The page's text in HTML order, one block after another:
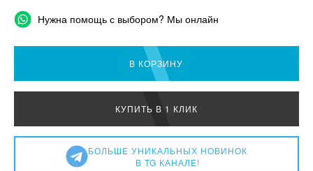
Нужна помощь с выбором? Мы онлайн
В КОРЗИНУ
КУПИТЬ В 1 КЛИК
БОЛЬШЕ УНИКАЛЬНЫХ НОВИНОК
В TG КАНАЛЕ!